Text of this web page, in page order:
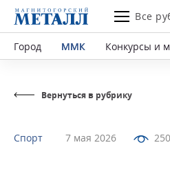
Все
Город ММК Конкурсы и
Вернуться в рубрику
Спорт 7 мая 2026 250